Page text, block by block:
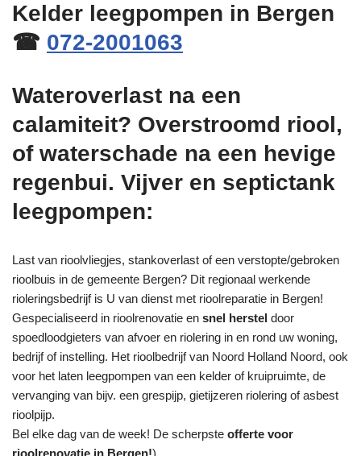
Kelder leegpompen in Bergen
☎ 072-2001063
Wateroverlast na een
calamiteit? Overstroomd riool,
of waterschade na een hevige
regenbui. Vijver en septictank
leegpompen:
Last van rioolvliegjes, stankoverlast of een verstopte/gebroken
rioolbuis in de gemeente Bergen? Dit regionaal werkende
rioleringsbedrijf is U van dienst met rioolreparatie in Bergen!
Gespecialiseerd in rioolrenovatie en snel herstel door
spoedloodgieters van afvoer en riolering in en rond uw woning,
bedrijf of instelling. Het rioolbedrijf van Noord Holland Noord, ook
voor het laten leegpompen van een kelder of kruipruimte, de
vervanging van bijv. een grespijp, gietijzeren riolering of asbest
rioolpijp.
Bel elke dag van de week! De scherpste offerte voor